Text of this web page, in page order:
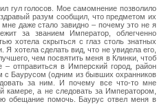
гул голосов. Мое самомнение позволило
разум сообщил, что предметом их
даже стало завидно – почему это не я
за званием Император, облегченно
хотела скрыться с глаз столь знатных
хотела сделать вид, что не увидела его,
чем посвятить меня в Клинки, чтоб
– отправиться в Имперский город, район
с Баурусом (одним из бывших охранников
за ним. И почему все что-то мне
а не следовать за Императором,
обещание помочь. Баурус отвел меня в